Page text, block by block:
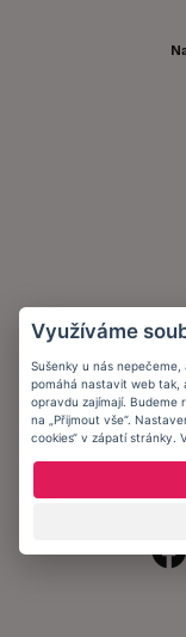
Využíváme
Sušenky u nás
pomáhá nastavit web tak,
opravdu zajímají. Budeme
na „Přijmout vše“.
cookies“ v zápatí stránky.